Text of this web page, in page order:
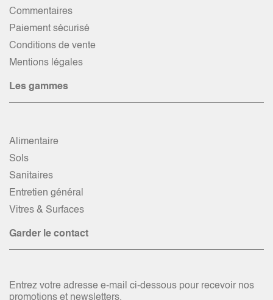
Commentaires
Paiement sécurisé
Conditions de vente
Mentions légales
Les gammes
Alimentaire
Sols
Sanitaires
Entretien général
Vitres & Surfaces
Garder le contact
Entrez votre adresse e-mail ci-dessous pour recevoir nos
promotions et newsletters.